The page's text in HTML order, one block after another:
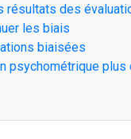
résultats des
les biais
biaisées
psychométrique plus